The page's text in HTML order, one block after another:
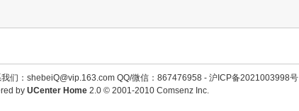
们：shebeiQ@vip.163.com QQ/微信：867476958- 沪ICP备2021003998号
by UCenter Home 2.0© 2001-2010 Comsenz Inc.